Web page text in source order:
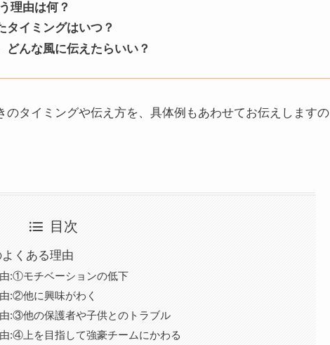
理由は何？
タイミングはいつ？
んな風に伝えたらいい？
のタイミングや伝え方を、具体例もあわせてお伝えしますの
目次
くある理由
:①モチベーションの低下
:②他に興味がわく
:③他の保護者や子供とのトラブル
:④上を目指して強豪チームにかわる